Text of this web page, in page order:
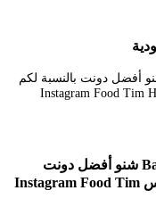
Bahraini Proud They Got Nothing On Us شنو أفضل دونت
بالنسبة لكم البحرين المنامة دونت اكل الس Instagram Food Tim